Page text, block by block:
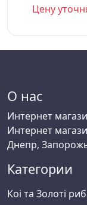
Цену
О нас
Интернет
Интернет
Днепр,
Категории
Коі та Золоті